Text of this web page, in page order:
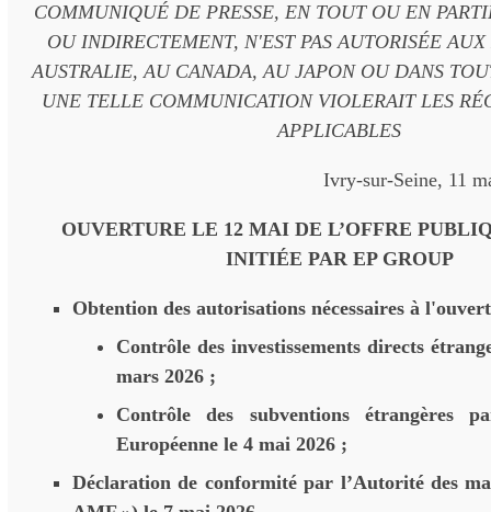
COMMUNIQUÉ DE PRESSE, EN TOUT OU EN
OU INDIRECTEMENT, N'EST PAS AUTORISÉE AUX
AUSTRALIE, AU CANADA, AU JAPON OU DANS
UNE TELLE COMMUNICATION VIOLERAIT LES
APPLICABLES
Ivry-sur-Seine, 11
OUVERTURE LE 12 MAI DE L’OFFRE
INITIÉE PAR EP GROUP
Obtention des autorisations nécessaires à
Contrôle des investissements directs
mars 2026 ;
Contrôle des subventions étrangères
Européenne le 4 mai 2026 ;
Déclaration de conformité par l’Autorité des